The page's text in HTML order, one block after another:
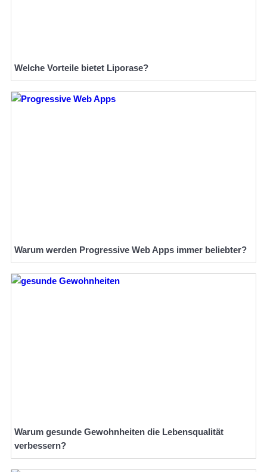
Welche Vorteile bietet Liporase?
Warum werden Progressive Web Apps immer beliebter?
Warum gesunde Gewohnheiten die Lebensqualität
verbessern?